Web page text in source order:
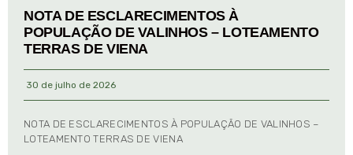
NOTA DE ESCLARECIMENTOS À
POPULAÇÃO DE VALINHOS – LOTEAMENTO
TERRAS DE VIENA
30 de julho de 2026
NOTA DE ESCLARECIMENTOS À POPULAÇÃO DE VALINHOS –
LOTEAMENTO TERRAS DE VIENA